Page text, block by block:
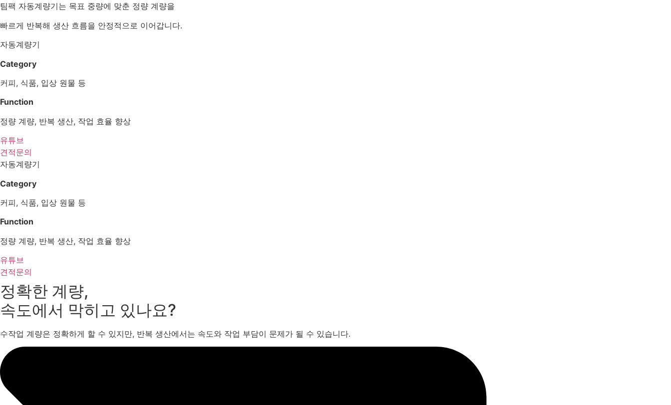
팀팩 자동계량기는 목표 중량에 맞춘 정량 계량을
빠르게 반복해 생산 흐름을 안정적으로 이어갑니다.
자동계량기
Category
커피, 식품, 입상 원물 등
Function
정량 계량, 반복 생산, 작업 효율 향상
유튜브
견적문의
자동계량기
Category
커피, 식품, 입상 원물 등
Function
정량 계량, 반복 생산, 작업 효율 향상
유튜브
견적문의
정확한 계량,
속도에서 막히고 있나요?
수작업 계량은 정확하게 할 수 있지만, 반복 생산에서는 속도와 작업 부담이 문제가 될 수 있습니다.